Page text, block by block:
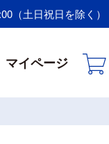
（土日祝日を除く）
マイページ